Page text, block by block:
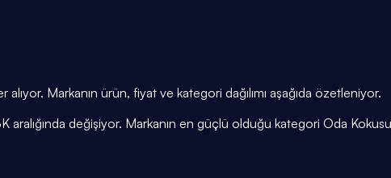
Markanın ürün, fiyat ve kategori dağılımı aşağıda özetleniyor.
değişiyor. Markanın en güçlü olduğu kategori Oda